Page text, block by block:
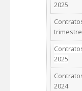
2025
trimestre
2025
2024